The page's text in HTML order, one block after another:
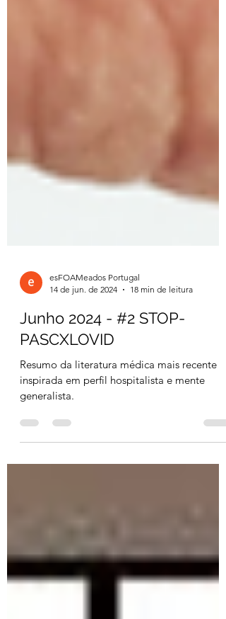
14 de jun. de 2024
18 min de leitura
Junho 2024 - #2 STOP-
PASCXLOVID
Resumo da literatura médica mais recente
generalista.